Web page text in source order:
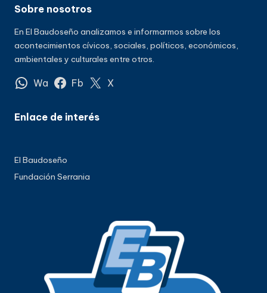
Sobre nosotros
En El Baudoseño analizamos e informarmos sobre los
acontecimientos cívicos, sociales, políticos, económicos,
ambientales y culturales entre otros.
Wa Fb X
Enlace de interés
El Baudoseño
Fundación Serrania